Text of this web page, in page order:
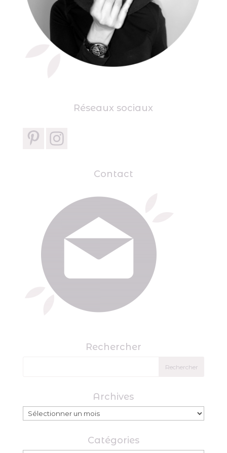
Réseaux sociaux
Contact
Rechercher
Archives
Archives
Catégories